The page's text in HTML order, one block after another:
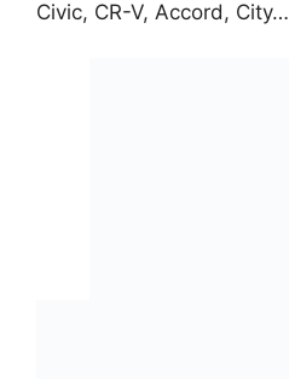
Civic, CR-V, Accord, City…